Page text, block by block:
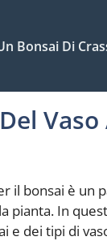
Bonsai Di
il bonsai è un
pianta. In
e dei tipi di